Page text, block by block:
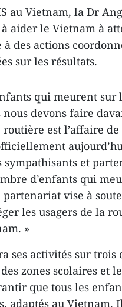
au Vietnam, la Dr
aider le Vietnam à
des actions
sur les résultats.
qui meurent
devons faire
est l’affaire de
et
d’enfants qui
vise à
les usagers de la
»
ses activités sur trois
zones scolaires et
que tous les
adaptés au